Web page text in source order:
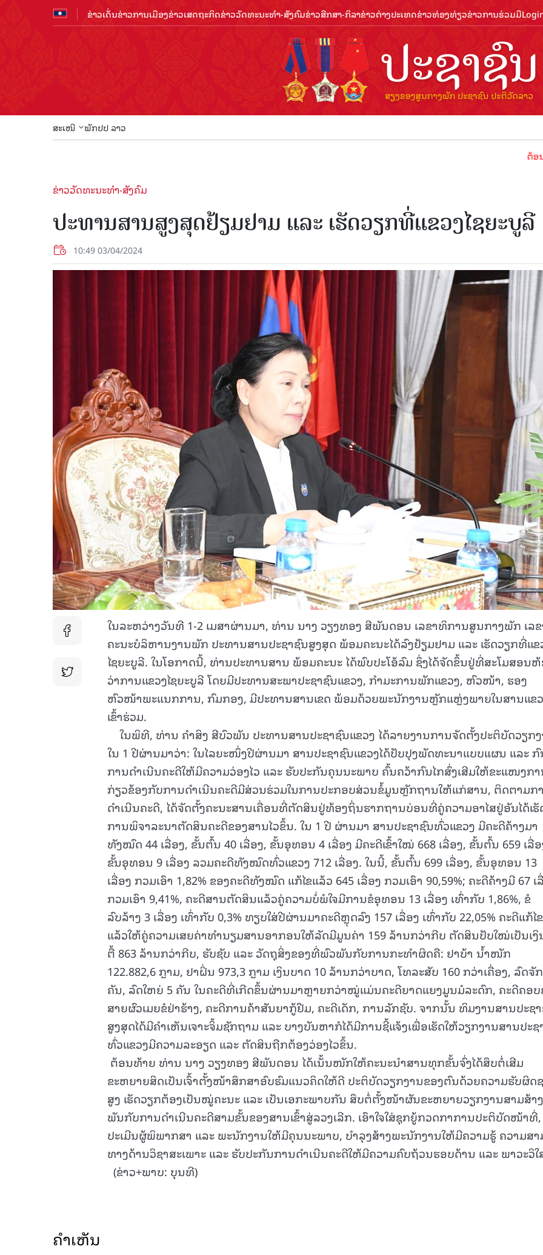
ຂ່າວເດັ່ນຂ່າວການເມືອງຂ່າວເສດຖະກິດຂ່າວວັດທະນະທຳ-ສັງຄົມຂ່າວສືກສາ-ກິລາຂ່າວຕ່າງປະເທດຂ່າວທ່ອງທ່ຽວຂ່າວການຮ່ວມມື
ສະເໜີ ພັກປປ ລາວ
ຕ້ອນຮັບປີທ່
ຂ່າວວັດທະນະທຳ-ສັງຄົມ
ປະທານສານສູງສຸດຢ້ຽມຢາມ ແລະ ເຮັດວຽກທີ່ແຂວງໄຊຍະບູລີ
10:49 03/04/2024
ໃນລະຫວ່າງວັນທີ 1-2 ເມສາຜ່ານມາ, ທ່ານ ນາງ ວຽງທອງ ສີພັນດອນ ເລຂາທິການສູນກາງພັກ ເລຂ
ຄະນະບໍລິຫານງານພັກ ປະທານສານປະຊາຊົນສູງສຸດ ພ້ອມຄະນະໄດ້ລົງຢ້ຽມຢາມ ແລະ ເຮັດວຽກທີ່ແຂ
ໄຊຍະບູລີ. ໃນໂອກາດນີ້, ທ່ານປະທານສານ ພ້ອມຄະນະ ໄດ້ພົບປະໂອ້ລົມ ຊຶ່ງໄດ້ຈັດຂຶ້ນຢູ່ທີ່ສະໂມສອນ
ວ່າການແຂວງໄຊຍະບູລີ ໂດຍມີປະທານສະພາປະຊາຊົນແຂວງ, ກໍາມະການພັກແຂວງ, ຫົວໜ້າ, ຮອງ
ຫົວໜ້າພະແນກການ, ກົມກອງ, ມີປະທານສານເຂດ ພ້ອມດ້ວຍພະນັກງານຫຼັກແຫຼ່ງພາຍໃນສານແຂ
ເຂົ້າຮ່ວມ.
ໃນພິທີ, ທ່ານ ຄໍາສິງ ສີບົວພັນ ປະທານສານປະຊາຊົນແຂວງ ໄດ້ລາຍງານການຈັດຕັ້ງປະຕິບັດວຽກ
ໃນ 1 ປີຜ່ານມາວ່າ: ໃນໄລຍະໜຶ່ງປີຜ່ານມາ ສານປະຊາຊົນແຂວງໄດ້ປັບປຸງພັດທະນາແບບແຜນ ແລະ ກົ
ການດໍາເນີນຄະດີໃຫ້ມີຄວາມວ່ອງໄວ ແລະ ຮັບປະກັນຄຸນນະພາບ ຄົ້ນຄວ້າກົນໄກສົ່ງເສີມໃຫ້ຂະແໜງກ
ກ່ຽວຂ້ອງກັບການດໍາເນີນຄະດີມີສ່ວນຮ່ວມໃນການປະກອບສ່ວນຂໍ້ມູນຫຼັກຖານໃຫ້ແກ່ສານ, ຕິດຕາມກ
ດໍາເນີນຄະດີ, ໄດ້ຈັດຕັ້ງຄະນະສານເຄື່ອນທີ່ຕັດສິນຢູ່ທ້ອງຖິ່ນຮາກຖານບ່ອນທີ່ຄູ່ຄວາມອາໄສຢູ່ອັນໄດ້ເຮັ
ການພິຈາລະນາຕັດສິນຄະດີຂອງສານໄວຂຶ້ນ. ໃນ 1 ປີ ຜ່ານມາ ສານປະຊາຊົນທົ່ວແຂວງ ມີຄະດີຄ້າງມາ
ທັງໝົດ 44 ເລື່ອງ, ຂັ້ນຕົ້ນ 40 ເລື່ອງ, ຂັ້ນອຸທອນ 4 ເລື່ອງ ມີຄະດີເຂົ້າໃໝ່ 668 ເລື່ອງ, ຂັ້ນຕົ້ນ 659 ເລື່
ຂັ້ນອຸທອນ 9 ເລື່ອງ ລວມຄະດີທັງໝົດທົ່ວແຂວງ 712 ເລື່ອງ. ໃນນີ້, ຂັ້ນຕົ້ນ 699 ເລື່ອງ, ຂັ້ນອຸທອນ 13
ເລື່ອງ ກວມເອົາ 1,82% ຂອງຄະດີທັງໝົດ ແກ້ໄຂແລ້ວ 645 ເລື່ອງ ກວມເອົາ 90,59%; ຄະດີຄ້າງມີ 67 ເ
ກວມເອົາ 9,41%, ຄະດີສານຕັດສິນແລ້ວຄູ່ຄວາມບໍ່ພໍໃຈມີການຂໍອຸທອນ 13 ເລື່ອງ ເທົ່າກັບ 1,86%, ຂໍ
ລົບລ້າງ 3 ເລື່ອງ ເທົ່າກັບ 0,3% ທຽບໃສ່ປີຜ່ານມາຄະດີຫຼຸດລົງ 157 ເລື່ອງ ເທົ່າກັບ 22,05% ຄະດີແກ້ໄຂ
ແລ້ວໃຫ້ຄູ່ຄວາມເສຍຄ່າທໍານຽມສານອາກອນໃຫ້ລັດມີມູນຄ່າ 159 ລ້ານກວ່າກີບ ຕັດສິນປັບໃໝ່ເປັນເງິ
ຕື້ 863 ລ້ານກວ່າກີບ, ຮັບຊັບ ແລະ ວັດຖຸສິ່ງຂອງທີ່ພົວພັນກັບການກະທໍາຜິດຄື: ຢາບ້າ ນໍ້າໜັກ
122.882,6 ກຼາມ, ຢາຝິ່ນ 973,3 ກຼາມ ເງິນບາດ 10 ລ້ານກວ່າບາດ, ໂທລະສັບ 160 ກວ່າເຄື່ອງ, ລົດຈັ
ຄັນ, ລົດໃຫຍ່ 5 ຄັນ ໃນຄະດີທີ່ເກີດຂຶ້ນຜ່ານມາຫຼາຍກວ່າໝູ່ແມ່ນຄະດີຍາດແຍງມູນມໍລະດົກ, ຄະດີຄອ
ສາຍຜົວເມຍຂໍຢ່າຮ້າງ, ຄະດີການຄ້າສັນຍາກູ້ຢືມ, ຄະດີເດັກ, ການລັກຊັບ. ຈາກນັ້ນ ທິມງານສານປະຊ
ສູງສຸດໄດ້ມີຄໍາເຫັນເຈາະຈິ້ມຊັກຖາມ ແລະ ບາງບັນຫາກໍໄດ້ມີການຊີ້ແຈ້ງເພື່ອເຮັດໃຫ້ວຽກງານສານປະຊ
ທົ່ວແຂວງມີຄວາມລະອຽດ ແລະ ຕັດສິນຖືກຕ້ອງວ່ອງໄວຂຶ້ນ.
ຕ້ອນທ້າຍ ທ່ານ ນາງ ວຽງທອງ ສີພັນດອນ ໄດ້ເນັ້ນໜັກໃຫ້ຄະນະນໍາສານທຸກຂັ້ນຈົ່ງໄດ້ສຶບຕໍ່ເສີມ
ຂະຫຍາຍສິດເປັນເຈົ້າຕັ້ງໜ້າສຶກສາອົບຮົມແນວຄິດໃຫ້ດີ ປະຕິບັດວຽກງານຂອງຕົນດ້ວຍຄວາມຮັບຜິດ
ສູງ ເຮັດວຽກຕ້ອງເປັນໝູ່ຄະນະ ແລະ ເປັນເອກະພາບກັນ ສຶບຕໍ່ຕັ້ງໜ້າຜັນຂະຫຍາຍວຽກງານສາມສ້າ
ພັນກັບການດໍາເນີນຄະດີສາມຂັ້ນຂອງສານເຂົ້າສູ່ລວງເລີກ. ເອົາໃຈໃສ່ຊຸກຍູ້ກວດກາການປະຕິບັດໜ້າທີ່,
ປະເມີນຜູ້ພິພາກສາ ແລະ ພະນັກງານໃຫ້ມີຄຸນນະພາບ, ບໍາລຸງສ້າງພະນັກງານໃຫ້ມີຄວາມຮູ້ ຄວາມສາ
ທາງດ້ານວິຊາສະເພາະ ແລະ ຮັບປະກັນການດໍາເນີນຄະດີໃຫ້ມີຄວາມຄົບຖ້ວນຮອບດ້ານ ແລະ ພາວະວິໃ
(ຂ່າວ+ພາບ: ບຸນທີ)
ຄໍາເຫັນ
15.040(07-08-